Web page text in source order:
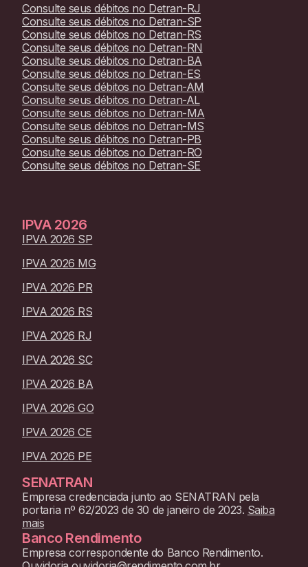
Consulte seus débitos no Detran-RJ
Consulte seus débitos no Detran-SP
Consulte seus débitos no Detran-RS
Consulte seus débitos no Detran-RN
Consulte seus débitos no Detran-BA
Consulte seus débitos no Detran-ES
Consulte seus débitos no Detran-AM
Consulte seus débitos no Detran-AL
Consulte seus débitos no Detran-MA
Consulte seus débitos no Detran-MS
Consulte seus débitos no Detran-PB
Consulte seus débitos no Detran-RO
Consulte seus débitos no Detran-SE
IPVA 2026
IPVA 2026 SP
IPVA 2026 MG
IPVA 2026 PR
IPVA 2026 RS
IPVA 2026 RJ
IPVA 2026 SC
IPVA 2026 BA
IPVA 2026 GO
IPVA 2026 CE
IPVA 2026 PE
SENATRAN
Empresa credenciada junto ao SENATRAN pela
portaria nº 62/2023 de 30 de janeiro de 2023. Saiba
mais
Banco Rendimento
Empresa correspondente do Banco Rendimento.